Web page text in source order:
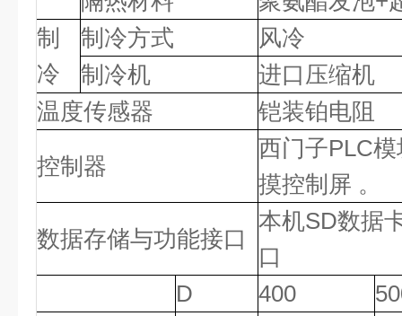
制
冷
制冷方式
风冷
制冷机
进口压缩机
温度传感器
铠装铂电阻
控制器
西门子PLC
摸控制屏 。
数据存储与功能接口
本机SD数据
口
D
400